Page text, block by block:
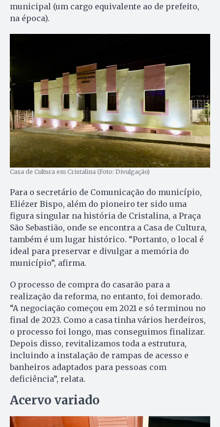
municipal (um cargo equivalente ao de prefeito,
na época).
Casa de Cultura em Cristalina (Foto: Divulgação)
Para o secretário de Comunicação do município,
Eliézer Bispo, além do pioneiro ter sido uma
figura singular na história de Cristalina, a Praça
São Sebastião, onde se encontra a Casa de Cultura,
também é um lugar histórico. “Portanto, o local é
ideal para preservar e divulgar a memória do
município”, afirma.
O processo de compra do casarão para a
realização da reforma, no entanto, foi demorado.
“A negociação começou em 2021 e só terminou no
final de 2023. Como a casa tinha vários herdeiros,
o processo foi longo, mas conseguimos finalizar.
Depois disso, revitalizamos toda a estrutura,
incluindo a instalação de rampas de acesso e
banheiros adaptados para pessoas com
deficiência”, relata.
Acervo variado